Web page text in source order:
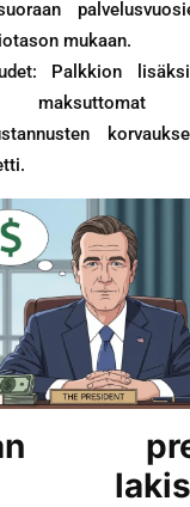
mukaan.
Palkkion
maksuttomat